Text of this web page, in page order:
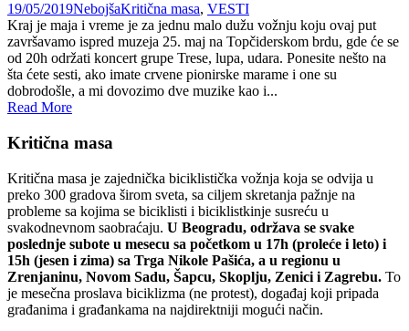
19/05/2019NebojšaKritična masa, VESTI
Kraj je maja i vreme je za jednu malo dužu vožnju koju ovaj put
završavamo ispred muzeja 25. maj na Topčiderskom brdu, gde će se
od 20h održati koncert grupe Trese, lupa, udara. Ponesite nešto na
šta ćete sesti, ako imate crvene pionirske marame i one su
dobrodošle, a mi dovozimo dve muzike kao i...
Read More
Kritična masa
Kritična masa je zajednička biciklistička vožnja koja se odvija u
preko 300 gradova širom sveta, sa ciljem skretanja pažnje na
probleme sa kojima se biciklisti i biciklistkinje susreću u
svakodnevnom saobraćaju. U Beogradu, održava se svake
poslednje subote u mesecu sa početkom u 17h (proleće i leto) i
15h (jesen i zima) sa Trga Nikole Pašića, a u regionu u
Zrenjaninu, Novom Sadu, Šapcu, Skoplju, Zenici i Zagrebu. To
je mesečna proslava biciklizma (ne protest), događaj koji pripada
građanima i građankama na najdirektniji mogući način.